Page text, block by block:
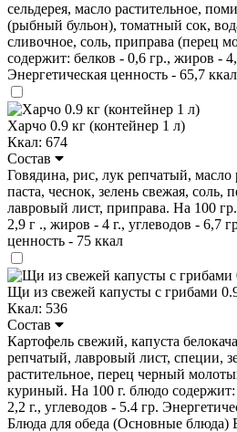
сельдерея, масло растительное,
(рыбный бульон), томатный сок,
сливочное, соль, приправа (перец
содержит: белков - 0,6 гр., жиров -
Энергетическая ценность - 65,7 ккал
Харчо 0.9 кг (контейнер 1 л)
Ккал: 674
Состав
Говядина, рис, лук репчатый, масло
паста, чеснок, зелень свежая,
лавровый лист, приправа. На 100
2,9 г ., жиров - 4 г., углеводов - 6,7
ценность - 75 ккал
Щи из свежей капусты с грибами
Ккал: 536
Состав
Картофель свежий, капуста
репчатый, лавровый лист, специи,
растительное, перец черный
куриный. На 100 г. блюдо
2,2 г., углеводов - 5.4 гр.
Блюда для обеда (Основные блюда)